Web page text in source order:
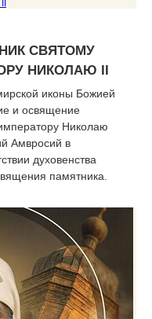
СВЯТОМУ
НИКОЛАЮ II
иконы Божией
и освящение
Николаю
Амвросий в
духовенства
памятника.